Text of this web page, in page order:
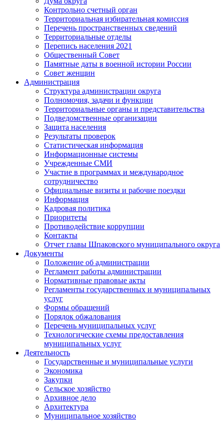
Контрольно счетный орган
Территориальная избирательная комиссия
Перечень пространственных сведений
Территориальные отделы
Перепись населения 2021
Общественный Совет
Памятные даты в военной истории России
Совет женщин
Администрация
Структура администрации округа
Полномочия, задачи и функции
Территориальные органы и представительства
Подведомственные организации
Защита населения
Результаты проверок
Статистическая информация
Информационные системы
Учрежденные СМИ
Участие в программах и международное
сотрудничество
Официальные визиты и рабочие поездки
Информация
Кадровая политика
Приоритеты
Противодействие коррупции
Контакты
Отчет главы Шпаковского муниципального округа
Документы
Положение об администрации
Регламент работы администрации
Нормативные правовые акты
Регламенты государственных и муниципальных
услуг
Формы обращений
Порядок обжалования
Перечень муниципальных услуг
Технологические схемы предоставления
муниципальных услуг
Деятельность
Государственные и муниципальные услуги
Экономика
Закупки
Сельское хозяйство
Архивное дело
Архитектура
Муниципальное хозяйство